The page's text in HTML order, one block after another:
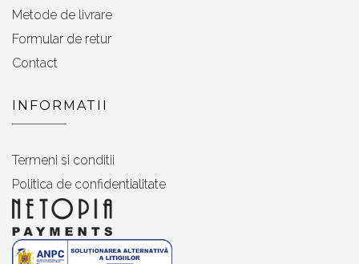
Metode de livrare
Formular de retur
Contact
INFORMATII
Termeni si conditii
Politica de confidentialitate